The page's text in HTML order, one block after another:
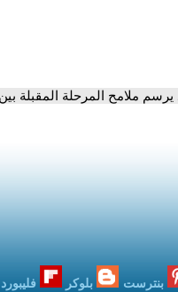
ملامح المرحلة المقبلة بين
بنترست بلوكر فليبورد